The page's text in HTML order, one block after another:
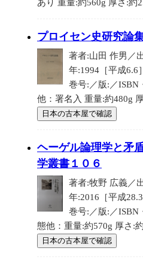
あり 重量:約560g 厚さ:約
プロイセン史研究論
著者:山田 作男／
年:1994［平成6.6
巻号:／版:／ISBN
他：署名入 重量:約480g
日本の古本屋で確認
ヘーゲル論理学と矛
学叢書１０６
著者:牧野 広義／
年:2016［平成
巻号:／版:／ISBN
態他：重量:約570g 厚さ:
日本の古本屋で確認